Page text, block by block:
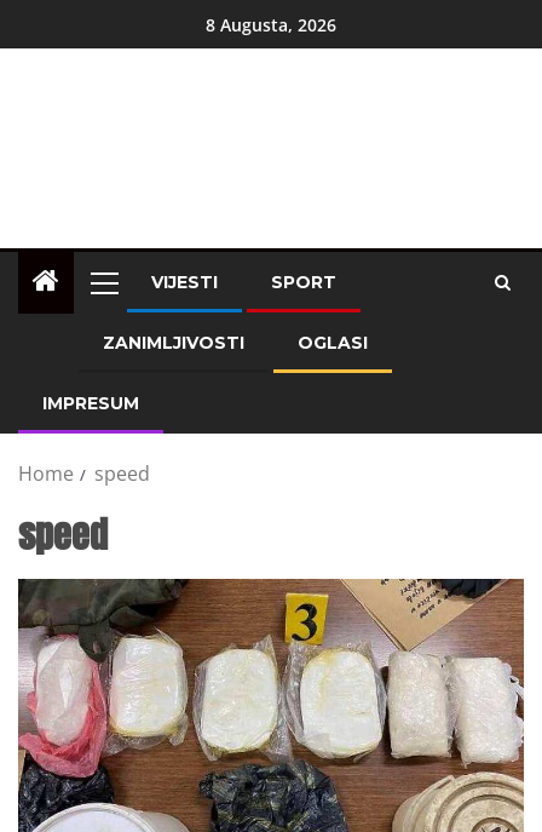
8 Augusta, 2026
VIJESTI SPORT
ZANIMLJIVOSTI OGLASI
IMPRESUM
Home speed
speed